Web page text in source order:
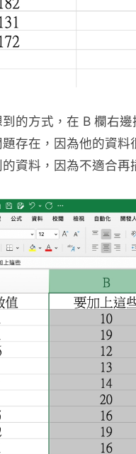
的方式，在 B 欄右
存在，因為他的資
資料，因為不適合再